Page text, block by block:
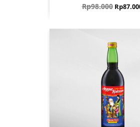
Harga biasa
Rp98.000 Harga